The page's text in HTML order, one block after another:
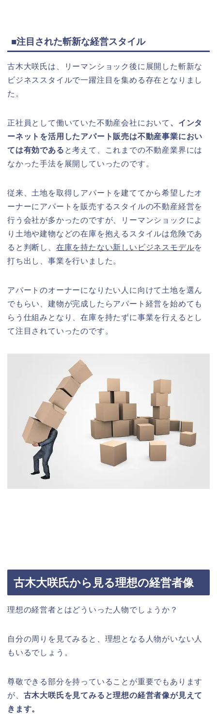
■注目された斬新な経営スタイル
古木大咲氏は、リーマンショック後に展開した斬新な
ビジネススタイルで一躍注目を集める存在となりまし
た。
正社員として働いていた不動産会社において 、インタ
ーネットを活用したアパート販売は不動産事業におい
ては有効である と考えて、これまでの不動産業界には
なかった手法を展開していったのです。
従来、土地を取得しアパートを建ててから希望したオ
ーナーにアパートを販売するスタイルの不動産経営を
行う会社が多かったのですが、リーマンショックによ
り土地や建物などの在庫を抱えるスタイルは危険であ
ると判断し、 在庫を持たない新しいビジネスモデルを
打ち出し、事業を行いました。
アパートのオーナーになりたい人に向けて土地を選ん
でもらい、建物が完成したらアパート経営を始めても
らう仕組みとなり、在庫を持たずに事業を行えるとし
て注目されていったのです。
古木大咲氏から見る理想の経営者像
理想の経営者とはどういった人物でしょうか？
自分の周りを見てみると、理想となる人物がいない人
もいるでしょう。
尊敬できる部分を持っていることが重要でもあります
が、 古木大咲氏を見てみると理想の経営者像が見えて
きます。